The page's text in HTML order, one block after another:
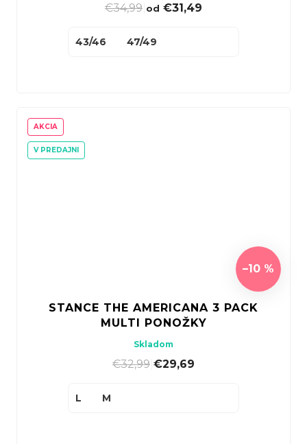
€34,99 od €31,49
43/46 47/49
AKCIA
V PREDAJNI
–10 %
STANCE THE AMERICANA 3 PACK
MULTI PONOŽKY
Skladom
€32,99 €29,69
L M